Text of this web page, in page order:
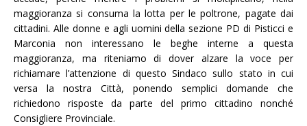
maggioranza si consuma la lotta per le poltrone, pagate dai
cittadini. Alle donne e agli uomini della sezione PD di Pisticci e
Marconia non interessano le beghe interne a questa
maggioranza, ma riteniamo di dover alzare la voce per
richiamare l’attenzione di questo Sindaco sullo stato in cui
versa la nostra Città, ponendo semplici domande che
richiedono risposte da parte del primo cittadino nonché
Consigliere Provinciale.